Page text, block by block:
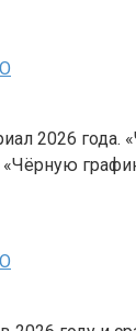
2026 года.
«Чёрную